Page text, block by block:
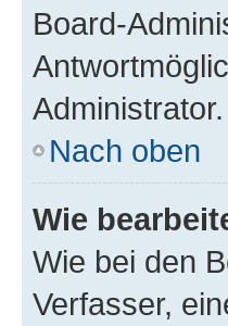
Board-
Administrator.
Nach oben
Wie
Wie bei den
Verfasser,